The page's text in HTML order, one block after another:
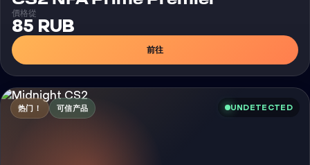
價格從
85 RUB
前往
热门！ 可信产品 UNDETECTED